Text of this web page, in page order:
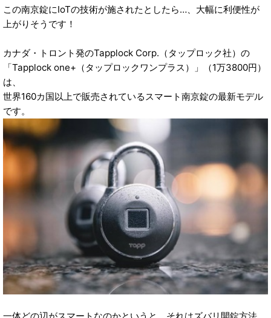
この南京錠にIoTの技術が施されたとしたら…、大幅に利便性が
上がりそうです！
カナダ・トロント発のTapplock Corp.（タップロック社）の
「Tapplock one+（タップロックワンプラス）」（1万3800円）
は、
世界160カ国以上で販売されているスマート南京錠の最新モデル
です。